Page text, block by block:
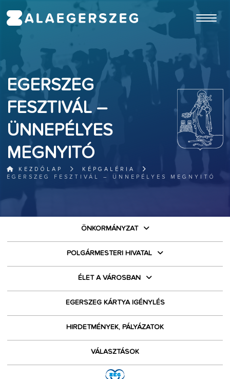
EGERSZEG
FESZTIVÁL –
ÜNNEPÉLYES
MEGNYITÓ
KEZDŐLAP
KÉPGALÉRIA
EGERSZEG FESZTIVÁL – ÜNNEPÉLYES MEGNYITÓ
ÖNKORMÁNYZAT
POLGÁRMESTERI HIVATAL
ÉLET A VÁROSBAN
EGERSZEG KÁRTYA IGÉNYLÉS
HIRDETMÉNYEK, PÁLYÁZATOK
VÁLASZTÁSOK